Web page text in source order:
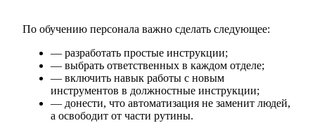
По обучению персонала важно сделать следующее:
— разработать простые инструкции;
— выбрать ответственных в каждом отделе;
— включить навык работы с новым
инструментов в должностные инструкции;
— донести, что автоматизация не заменит людей,
а освободит от части рутины.